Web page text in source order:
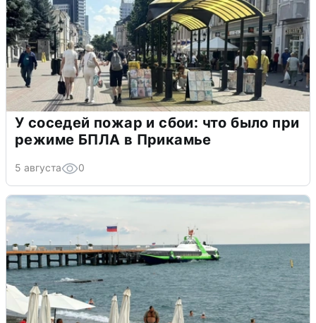
У соседей пожар и сбои: что было при
режиме БПЛА в Прикамье
5 августа 0